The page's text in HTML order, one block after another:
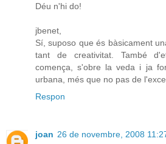
Déu n'hi do!
jbenet,
Sí, suposo que és bàsicament
tant de creativitat. També
comença, s'obre la veda i ja
urbana, més que no pas de
Respon
joan 26 de novembre, 2008